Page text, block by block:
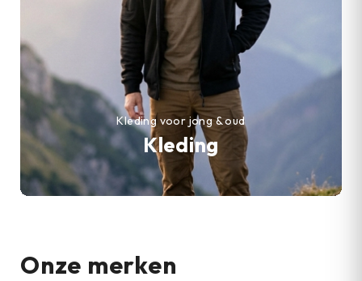
Kleding
Kleding voor jong & oud
Onze merken